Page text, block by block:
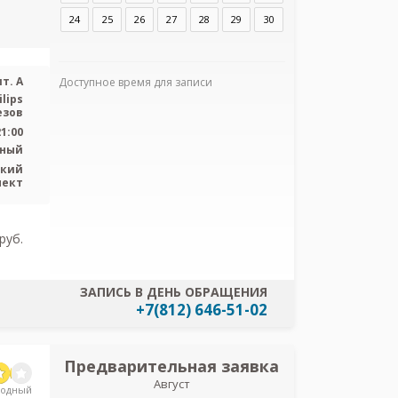
А
24 25 26 27 28 29 30
Доступное время для записи
ЗАПИСЬ В ДЕНЬ ОБРАЩЕНИЯ
+7(812) 646-51-02
Предварительная заявка
Август